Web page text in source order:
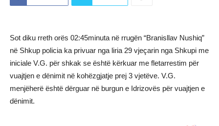
Sot diku rreth orës 02:45minuta në rrugën “Branisllav Nushiq”
në Shkup policia ka privuar nga liria 29 vjeçarin nga Shkupi me
iniciale V.G. për shkak se është kërkuar me fletarrestim për
vuajtjen e dënimit në kohëzgjatje prej 3 vjetëve. V.G.
menjëherë është dërguar në burgun e Idrizovës për vuajtjen e
dënimit.